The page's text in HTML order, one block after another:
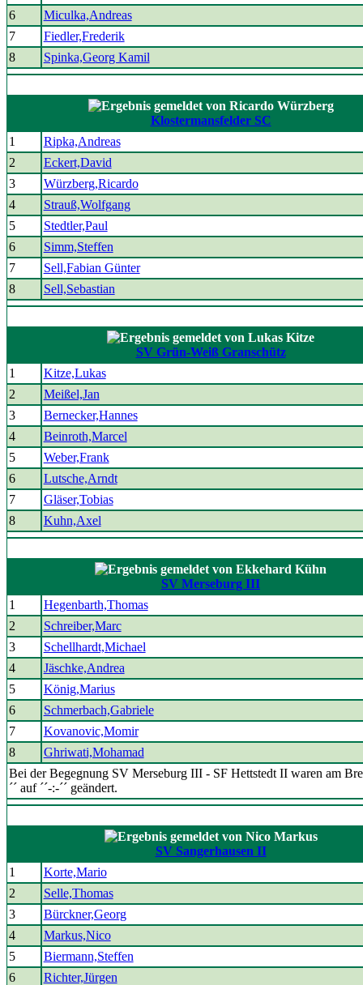
6
Miculka,Andreas
7
Fiedler,Frederik
8
Spinka,Georg Kamil
Klostermansfelder SC
1
Ripka,Andreas
2
Eckert,David
3
Würzberg,Ricardo
4
Strauß,Wolfgang
5
Stedtler,Paul
6
Simm,Steffen
7
Sell,Fabian Günter
8
Sell,Sebastian
SV Grün-Weiß Granschütz
1
Kitze,Lukas
2
Meißel,Jan
3
Bernecker,Hannes
4
Beinroth,Marcel
5
Weber,Frank
6
Lutsche,Arndt
7
Gläser,Tobias
8
Kuhn,Axel
SV Merseburg III
1
Hegenbarth,Thomas
2
Schreiber,Marc
3
Schellhardt,Michael
4
Jäschke,Andrea
5
König,Marius
6
Schmerbach,Gabriele
7
Kovanovic,Momir
8
Ghriwati,Mohamad
Bei der Begegnung SV Merseburg III - SF Hettstedt II waren am
´´ auf ´´-:-´´ geändert.
SV Sangerhausen II
1
Korte,Mario
2
Selle,Thomas
3
Bürckner,Georg
4
Markus,Nico
5
Biermann,Steffen
6
Richter,Jürgen